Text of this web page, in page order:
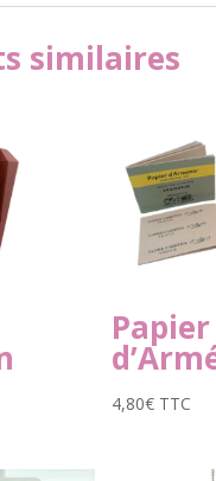
similaires
Papier
4,80€ TTC